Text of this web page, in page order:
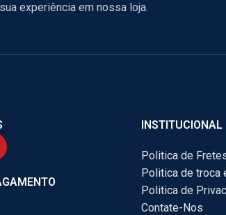
experiência em nossa loja.
INSTITUCIONAL
Politica de
Politica de troca
Politica de
Contate-Nos